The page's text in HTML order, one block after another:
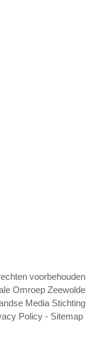
rechten voorbehouden
Omroep Zeewolde
Media Stichting
Policy - Sitemap